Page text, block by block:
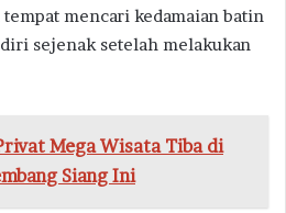
mencari kedamaian batin
sejenak setelah melakukan
Mega Wisata Tiba di
Siang Ini